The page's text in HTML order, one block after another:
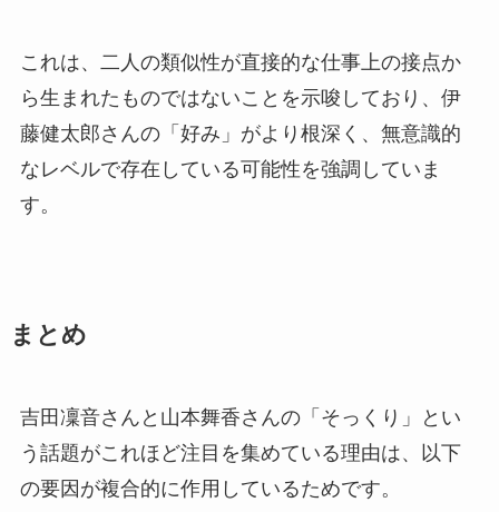
これは、二人の類似性が直接的な仕事上の接点か
ら生まれたものではないことを示唆しており、伊
藤健太郎さんの「好み」がより根深く、無意識的
なレベルで存在している可能性を強調していま
す。
まとめ
吉田凜音さんと山本舞香さんの「そっくり」とい
う話題がこれほど注目を集めている理由は、以下
の要因が複合的に作用しているためです。